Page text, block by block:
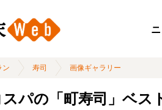
ン 寿司 画像ギャラリー
パの「町寿司」ベス